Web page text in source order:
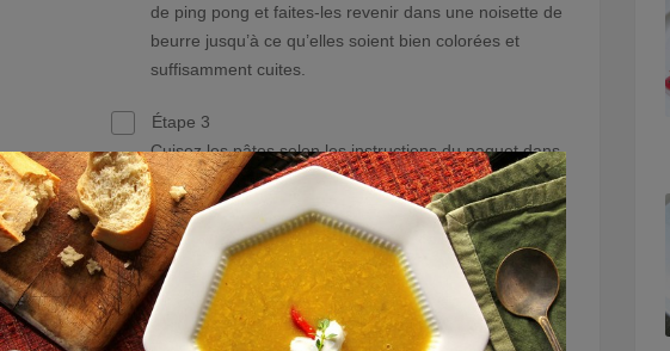
de ping pong et faites-les revenir dans une noisette de
beurre jusqu’à ce qu’elles soient bien colorées et
suffisamment cuites.
Étape 3
Cuisez les pâtes selon les instructions du paquet dans
une généreuse quantité d’eau salée.
Étape 4
Pendant ce temps, faites griller les noix de cajou dans
une poêle anti-adhésive jusqu’à ce qu’elles soient
dorées.
×